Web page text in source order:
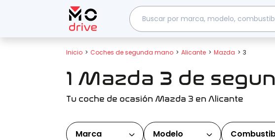
Inicio Coches de segunda mano Alicante Mazda 3
1 Mazda 3 de
Tu coche de ocasión Mazda 3 en Alicante
Marca Modelo